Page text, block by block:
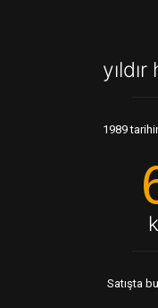
1989
Satışta